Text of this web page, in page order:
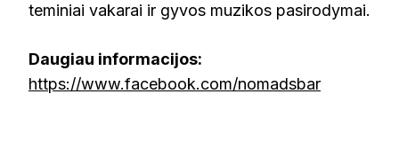
teminiai vakarai ir gyvos muzikos pasirodymai.
Daugiau informacijos:
https://www.facebook.com/nomadsbar